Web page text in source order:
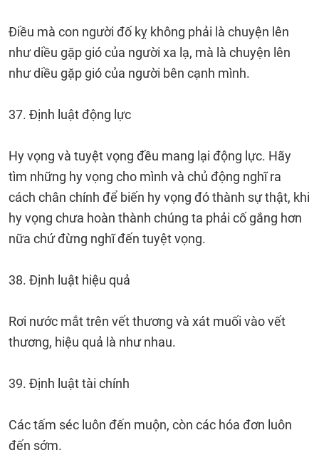
Điều mà con người đố kỵ không phải là chuyện lên
như diều gặp gió của người xa lạ, mà là chuyện lên
như diều gặp gió của người bên cạnh mình.
37. Định luật động lực
Hy vọng và tuyệt vọng đều mang lại động lực. Hãy
tìm những hy vọng cho mình và chủ động nghĩ ra
cách chân chính để biến hy vọng đó thành sự thật, khi
hy vọng chưa hoàn thành chúng ta phải cố gắng hơn
nữa chứ đừng nghĩ đến tuyệt vọng.
38. Định luật hiệu quả
Rơi nước mắt trên vết thương và xát muối vào vết
thương, hiệu quả là như nhau.
39. Định luật tài chính
Các tấm séc luôn đến muộn, còn các hóa đơn luôn
đến sớm.